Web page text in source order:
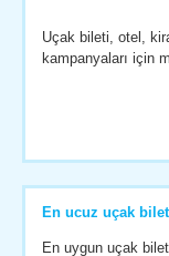
Uçak bileti, otel,
kampanyaları için
En ucuz uçak
En uygun uçak